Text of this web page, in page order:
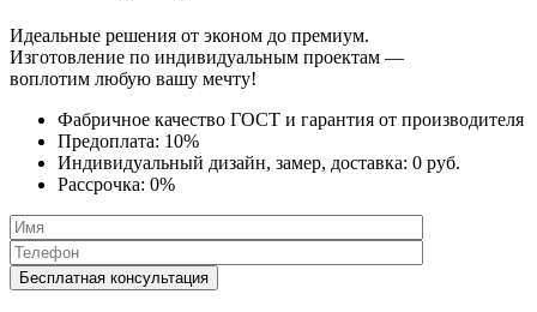
Идеальные решения от эконом до премиум.
Изготовление по индивидуальным проектам —
воплотим любую вашу мечту!
Фабричное качество ГОСТ и гарантия от производителя
Предоплата: 10%
Индивидуальный дизайн, замер, доставка: 0 руб.
Рассрочка: 0%